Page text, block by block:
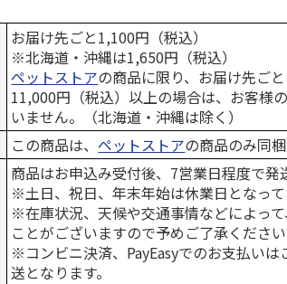
お届け先ごと1,100円（税込）
※北海道・沖縄は1,650円（税込）
ペットストアの商品に限り、お届け先ご
11,000円（税込）以上の場合は、お客様
いません。（北海道・沖縄は除く）
この商品は、ペットストアの商品のみ同梱
商品はお申込み受付後、7営業日程度で発
※土日、祝日、年末年始は休業日となって
※在庫状況、天候や交通事情などによっ
ことがございますので予めご了承ください
※コンビニ決済、PayEasyでのお支払いは
送となります。